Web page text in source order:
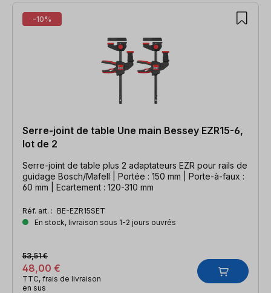
8 articles trouvés
-10%
Serre-joint de table Une main Bessey EZR15-6,
lot de 2
Serre-joint de table plus 2 adaptateurs EZR pour rails de
guidage Bosch/Mafell | Portée : 150 mm | Porte-à-faux :
60 mm | Ecartement : 120-310 mm
Réf. art. : BE-EZR15SET
En stock, livraison sous 1-2 jours ouvrés
48,00 €
53,51 €
TTC, frais de livraison
en sus